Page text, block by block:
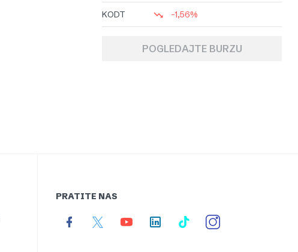
KODT -1,56%
POGLEDAJTE BURZU
PRATITE NAS